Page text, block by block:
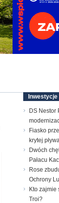
Inwestycje
DS Nestor
Fiasko
krytej
Dwóch
Pałacu
Rose
Ochrony
Kto zajmie
Troi?